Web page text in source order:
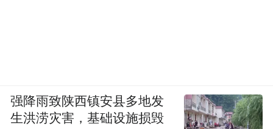
强降雨致陕西镇安县多地发
生洪涝灾害，基础设施损毁